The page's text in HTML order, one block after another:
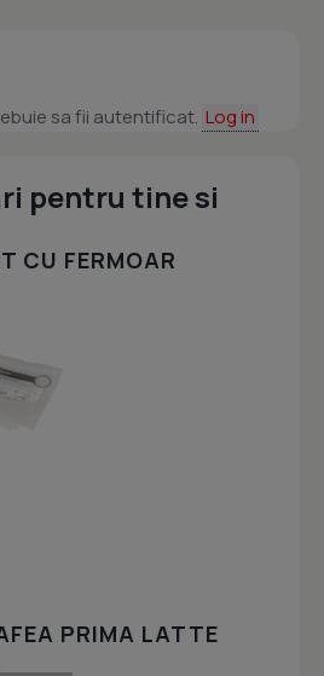
sa fii autentificat. Log in
pentru tine si
CU FERMOAR
PRIMA LATTE